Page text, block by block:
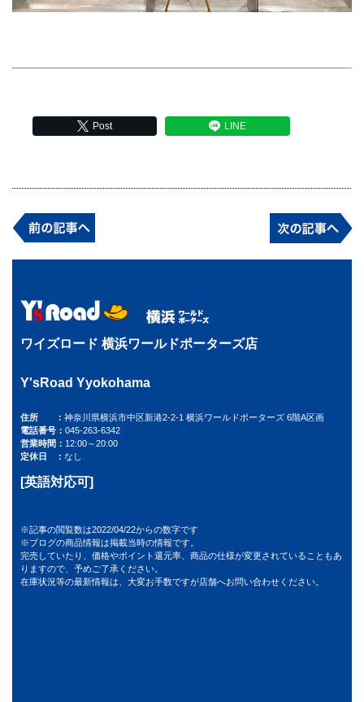
Post LINE
ワイズロード 横浜ワールドポーターズ店
Y'sRoad Yyokohama
住所
神奈川県横浜市中区新港2-2-1 横浜ワールドポーターズ 6階A区画
電話番号
045-263-6342
営業時間
12:00～20:00
定休日
なし
[英語対応可]
※記事の閲覧数は2022/04/22からの数字です
※ブログの商品情報は掲載当時の情報です。
完売していたり、価格やポイント還元率、商品の仕様が変更されていることもあ
りますので、予めご了承ください。
在庫状況等の最新情報は、大変お手数ですが店舗へお問い合わせください。